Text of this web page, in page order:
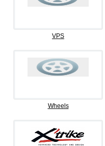
VPS
Wheels